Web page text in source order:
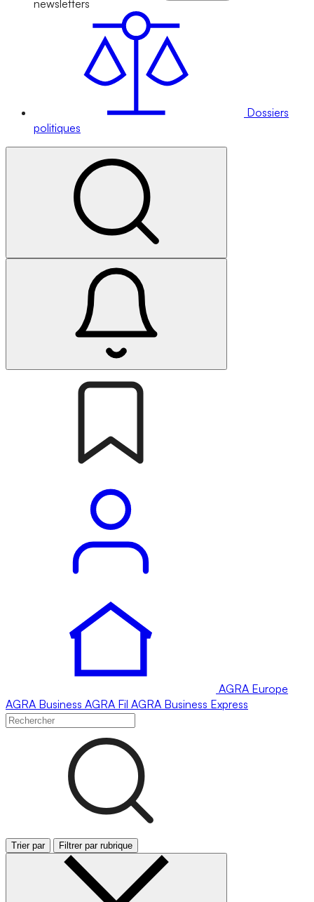
newsletters
Dossiers
politiques
AGRA Europe
AGRA Business AGRA Fil AGRA Business Express
Trier par Filtrer par rubrique